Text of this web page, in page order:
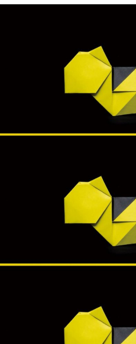
2026年8月号『お
2026年7月号「鎌倉 ローカルが
2026年6月号「大銀座 トレンド
2026年5月号「“大好
2026年3月号「ス
2026年2月号「良運
2026年1月号「猫
2025年12月号「